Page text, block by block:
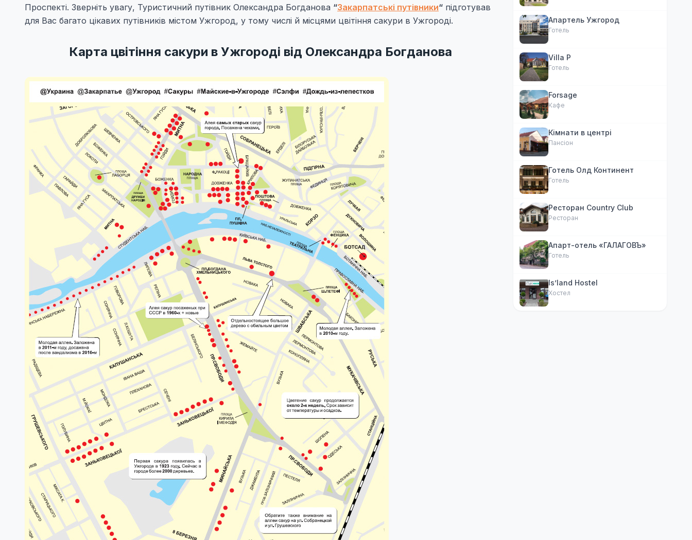
Проспекті. Зверніть увагу, Туристичний путівник Олександра Богданова “Закарпатські путівники“ підготував
для Вас багато цікавих путівників містом Ужгород, у тому числі й місцями цвітіння сакури в Ужгороді.
Карта цвітіння сакури в Ужгороді від Олександра Богданова
Апартель Ужгород
Готель
Villa P
Готель
Forsage
Кафе
Кімнати в центрі
Пансіон
Готель Олд Континент
Готель
Ресторан Country Club
Ресторан
Апарт-отель «ГАЛАГОВЪ»
Готель
Is’land Hostel
Хостел